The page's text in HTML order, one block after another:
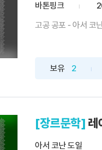
바톤핑크
고공 공포 - 아서 코
보유 2
[장르문학] 레
아서 코난 도일